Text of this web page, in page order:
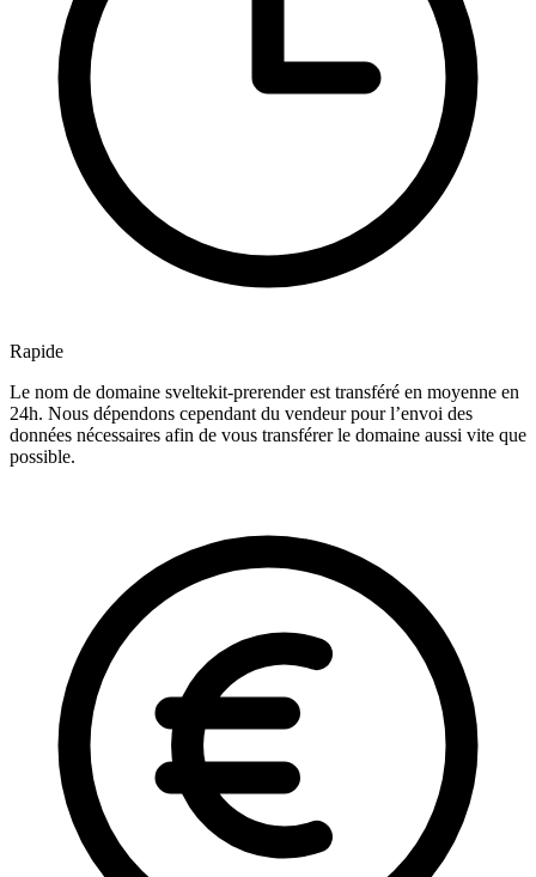
Rapide
Le nom de domaine sveltekit-prerender est transféré en moyenne en
24h. Nous dépendons cependant du vendeur pour l’envoi des
données nécessaires afin de vous transférer le domaine aussi vite que
possible.